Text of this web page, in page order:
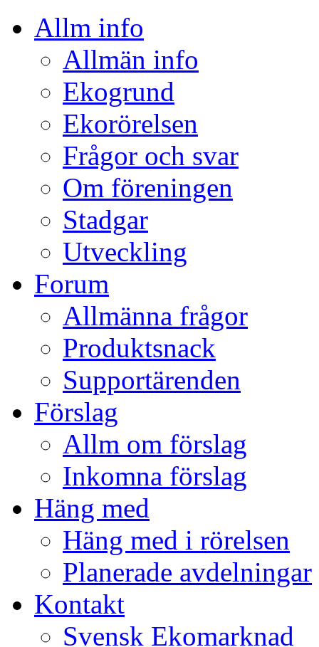
Allm info
Allmän info
Ekogrund
Ekorörelsen
Frågor och svar
Om föreningen
Stadgar
Utveckling
Forum
Allmänna frågor
Produktsnack
Supportärenden
Förslag
Allm om förslag
Inkomna förslag
Häng med
Häng med i rörelsen
Planerade avdelningar
Kontakt
Svensk Ekomarknad